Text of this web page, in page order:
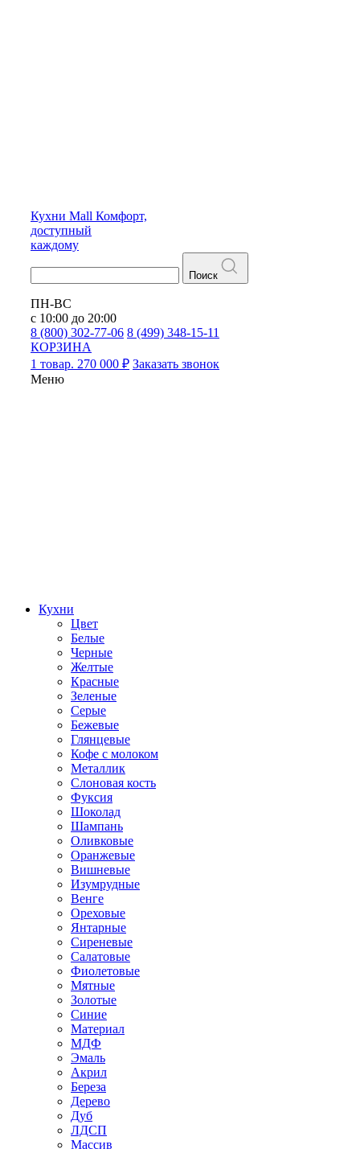
Кухни Mall Комфорт,
доступный
каждому
Поиск
ПН-ВС
с 10:00 до 20:00
8 (800) 302-77-06 8 (499) 348-15-11
КОРЗИНА
1 товар. 270 000 ₽ Заказать звонок
Меню
Кухни
Цвет
Белые
Черные
Желтые
Красные
Зеленые
Серые
Бежевые
Глянцевые
Кофе с молоком
Металлик
Слоновая кость
Фуксия
Шоколад
Шампань
Оливковые
Оранжевые
Вишневые
Изумрудные
Венге
Ореховые
Янтарные
Сиреневые
Салатовые
Фиолетовые
Мятные
Золотые
Синие
Материал
МДФ
Эмаль
Акрил
Береза
Дерево
Дуб
ЛДСП
Массив